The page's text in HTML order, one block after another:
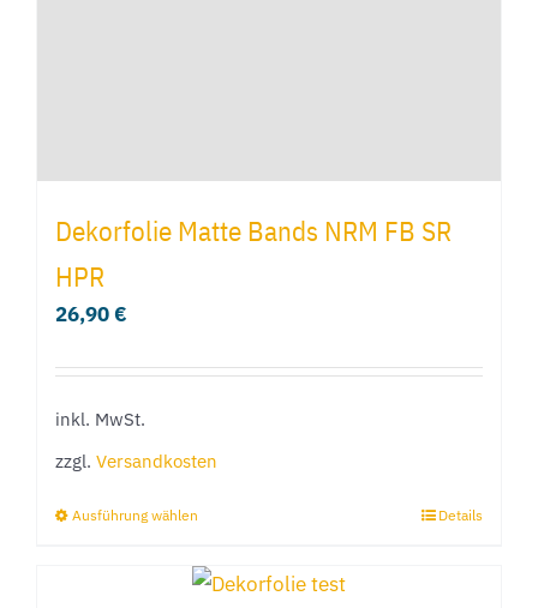
Dekorfolie Matte Bands NRM FB SR
HPR
26,90€
inkl. MwSt.
zzgl. Versandkosten
Ausführung wählen
weist
Details